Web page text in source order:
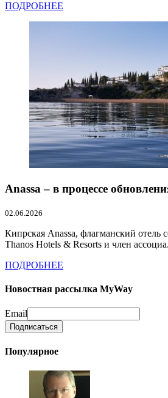
ПОДРОБНЕЕ
Anassa – в процессе
02.06.2026
Кипрская Anassa, флагманский отель
Thanos Hotels & Resorts и член
ПОДРОБНЕЕ
Новостная рассылка MyWay
Email
Популярное